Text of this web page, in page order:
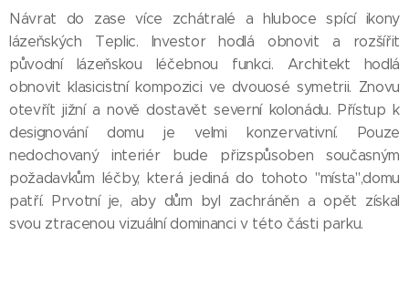
Návrat do zase více zchátralé a hluboce spící ikony
lázeňských Teplic. Investor hodlá obnovit a rozšířit
původní lázeňskou léčebnou funkci. Architekt hodlá
obnovit klasicistní kompozici ve dvouosé symetrii. Znovu
otevřít jižní a nově dostavět severní kolonádu. Přístup k
designování domu je velmi konzervativní. Pouze
nedochovaný interiér bude přizspůsoben současným
požadavkům léčby, která jediná do tohoto "místa",domu
patří. Prvotní je, aby dům byl zachráněn a opět získal
svou ztracenou vizuální dominanci v této části parku.